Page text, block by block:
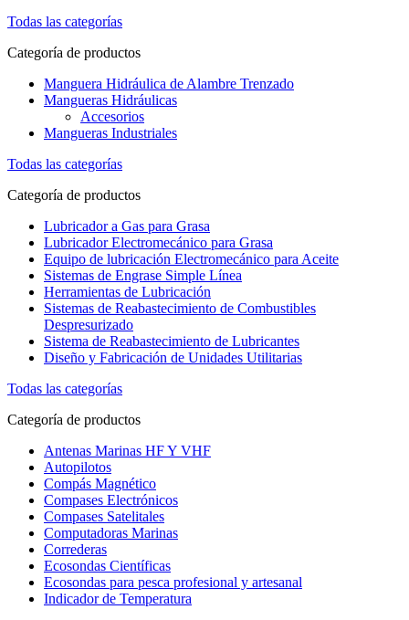
Todas las categorías
Categoría de productos
Manguera Hidráulica de Alambre Trenzado
Mangueras Hidráulicas
Accesorios
Mangueras Industriales
Todas las categorías
Categoría de productos
Lubricador a Gas para Grasa
Lubricador Electromecánico para Grasa
Equipo de lubricación Electromecánico para Aceite
Sistemas de Engrase Simple Línea
Herramientas de Lubricación
Sistemas de Reabastecimiento de Combustibles
Despresurizado
Sistema de Reabastecimiento de Lubricantes
Diseño y Fabricación de Unidades Utilitarias
Todas las categorías
Categoría de productos
Antenas Marinas HF Y VHF
Autopilotos
Compás Magnético
Compases Electrónicos
Compases Satelitales
Computadoras Marinas
Correderas
Ecosondas Científicas
Ecosondas para pesca profesional y artesanal
Indicador de Temperatura